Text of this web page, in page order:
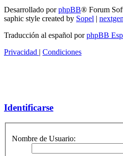
Desarrollado porphpBB® Forum
saphic style created by Sopel | nextgen
Traducción al español porphpBB
Privacidad | Condiciones
Identificarse
Nombre de Usuario: